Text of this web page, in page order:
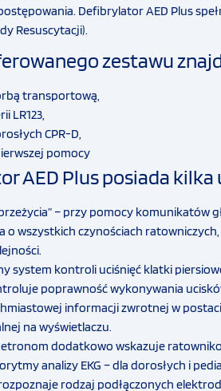
Defibrylator AED Plus
Resuscytacji).
zestawu
transportową,
LR123,
CPR-D,
pomocy
AED Plus posiada kilka
przeżycia” – przy pomocy komunikatów
o wszystkich czynościach
system kontroli uciśnięć klatki
poprawność wykonywania
informacji zwrotnej w
na wyświetlaczu.
dodatkowo wskazuje
analizy EKG – dla dorosłych i
rodzaj podłączonych